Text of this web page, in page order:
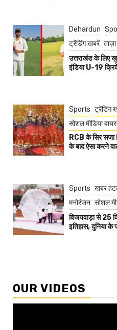
Dehardun
ट्रेंडिंग खबरें
उत्तराखंड के लिए
इंडिया U-19
Sports ट्रेंडिंग
सोशल मीडिया
RCB के सिर
के बाद ऐसा करने
Sports खबर
मनोरंजन सोशल
विजयवाड़ा से 25
इतिहास, दुनिया के
OUR VIDEOS